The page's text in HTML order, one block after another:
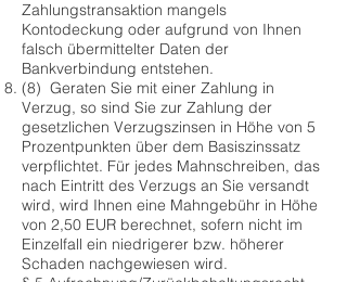
Zahlungstransaktion mangels
Kontodeckung oder aufgrund von Ihnen
falsch übermittelter Daten der
Bankverbindung entstehen.
(8) Geraten Sie mit einer Zahlung in
Verzug, so sind Sie zur Zahlung der
gesetzlichen Verzugszinsen in Höhe von 5
Prozentpunkten über dem Basiszinssatz
verpflichtet. Für jedes Mahnschreiben, das
nach Eintritt des Verzugs an Sie versandt
wird, wird Ihnen eine Mahngebühr in Höhe
von 2,50 EUR berechnet, sofern nicht im
Einzelfall ein niedrigerer bzw. höherer
Schaden nachgewiesen wird.